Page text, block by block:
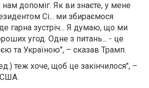
допоміг. Як ви знаєте, у мене
Сі... ми збираємося
гарна зустріч... Я думаю, що ми
угод. Одне з питань... - це
та Україною", – сказав Трамп.
теж хоче, щоб це закінчилося", –
США.